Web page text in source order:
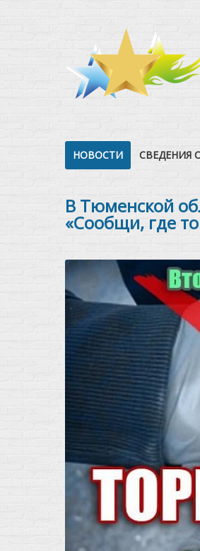
НОВОСТИ СВЕДЕНИЯ
В Тюменской
«Сообщи, где